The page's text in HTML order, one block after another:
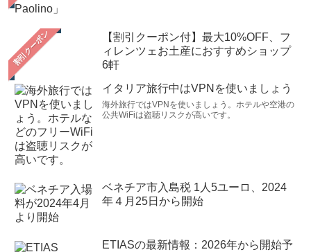
【割引クーポン付】最大10%OFF、フ
ィレンツェお土産におすすめショップ
6軒
イタリア旅行中はVPNを使いましょう
海外旅行ではVPNを使いましょう。ホテルや空港の
公共WiFiは盗聴リスクが高いです。
ベネチア市入島税 1人5ユーロ、2024
年４月25日から開始
ETIASの最新情報：2026年から開始予